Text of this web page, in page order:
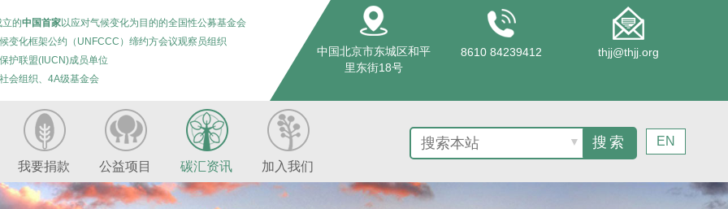
的中国首家以应对气候变化为目的的全国性公募基金会
变化框架公约（UNFCCC）缔约方会议观察员组织
护联盟(IUCN)成员单位
会组织、4A级基金会
中国北京市东城区和平
里东街18号
8610 84239412 thjj@thjj.org
我要捐款 公益项目 碳汇资讯 加入我们
▼ EN